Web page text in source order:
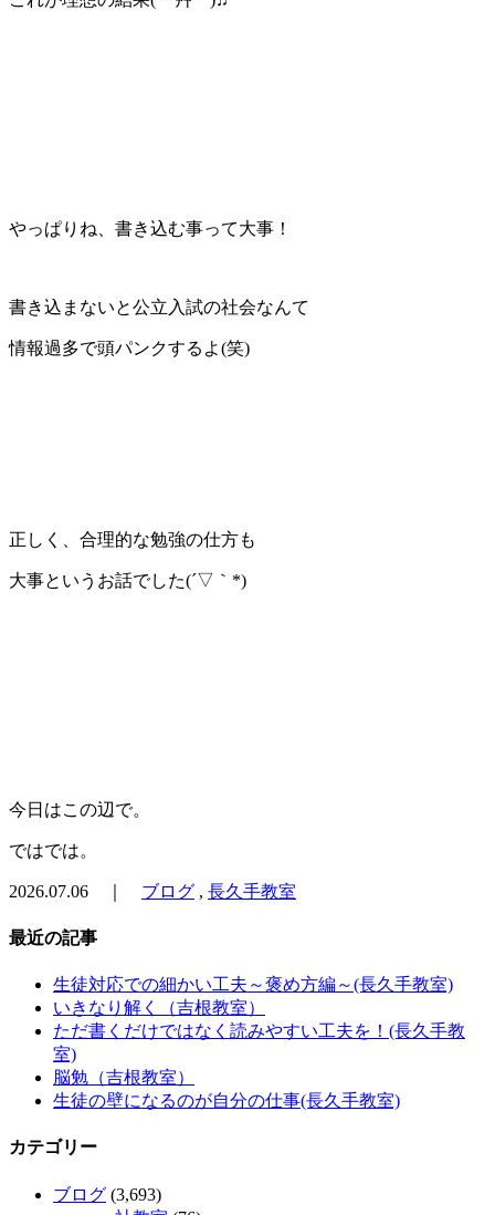
やっぱりね、書き込む事って大事！
書き込まないと公立入試の社会なんて
情報過多で頭パンクするよ(笑)
正しく、合理的な勉強の仕方も
大事というお話でした(´▽｀*)
今日はこの辺で。
ではでは。
2026.07.06 ｜ ブログ , 長久手教室
最近の記事
生徒対応での細かい工夫～褒め方編～(長久手教室)
いきなり解く（吉根教室）
ただ書くだけではなく読みやすい工夫を！(長久手教
室)
脳勉（吉根教室）
生徒の壁になるのが自分の仕事(長久手教室)
カテゴリー
ブログ (3,693)